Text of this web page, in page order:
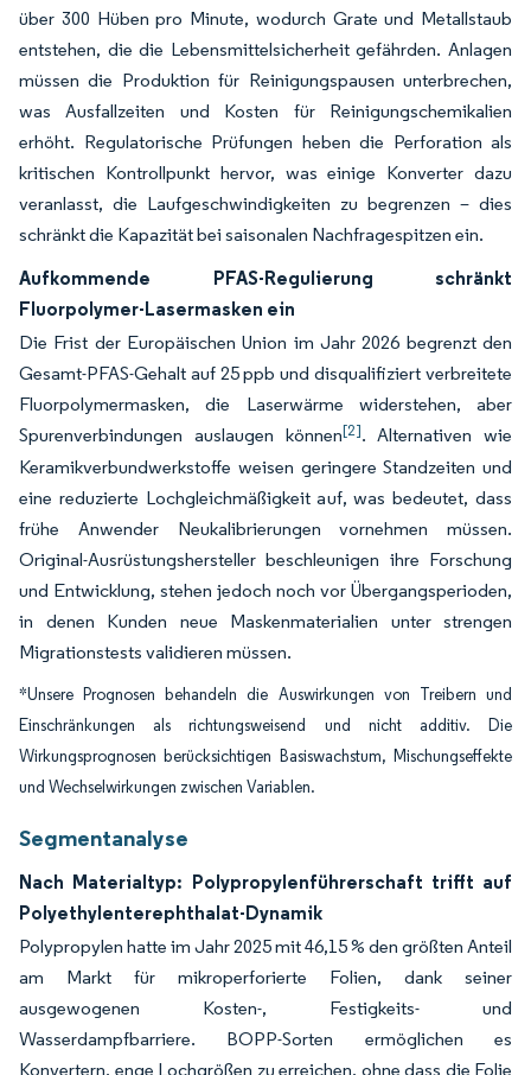
über 300 Hüben pro Minute, wodurch Grate und Metallstaub
entstehen, die die Lebensmittelsicherheit gefährden. Anlagen
müssen die Produktion für Reinigungspausen unterbrechen,
was Ausfallzeiten und Kosten für Reinigungschemikalien
erhöht. Regulatorische Prüfungen heben die Perforation als
kritischen Kontrollpunkt hervor, was einige Konverter dazu
veranlasst, die Laufgeschwindigkeiten zu begrenzen – dies
schränkt die Kapazität bei saisonalen Nachfragespitzen ein.
Aufkommende PFAS-Regulierung schränkt
Fluorpolymer-Lasermasken ein
Die Frist der Europäischen Union im Jahr 2026 begrenzt den
Gesamt-PFAS-Gehalt auf 25 ppb und disqualifiziert verbreitete
Fluorpolymermasken, die Laserwärme widerstehen, aber
Spurenverbindungen auslaugen können[2]. Alternativen wie
Keramikverbundwerkstoffe weisen geringere Standzeiten und
eine reduzierte Lochgleichmäßigkeit auf, was bedeutet, dass
frühe Anwender Neukalibrierungen vornehmen müssen.
Original-Ausrüstungshersteller beschleunigen ihre Forschung
und Entwicklung, stehen jedoch noch vor Übergangsperioden,
in denen Kunden neue Maskenmaterialien unter strengen
Migrationstests validieren müssen.
*Unsere Prognosen behandeln die Auswirkungen von Treibern und
Einschränkungen als richtungsweisend und nicht additiv. Die
Wirkungsprognosen berücksichtigen Basiswachstum, Mischungseffekte
und Wechselwirkungen zwischen Variablen.
Segmentanalyse
Nach Materialtyp: Polypropylenführerschaft trifft auf
Polyethylenterephthalat-Dynamik
Polypropylen hatte im Jahr 2025 mit 46,15 % den größten Anteil
am Markt für mikroperforierte Folien, dank seiner
ausgewogenen Kosten-, Festigkeits- und
Wasserdampfbarriere. BOPP-Sorten ermöglichen es
Konvertern, enge Lochgrößen zu erreichen, ohne dass die Folie